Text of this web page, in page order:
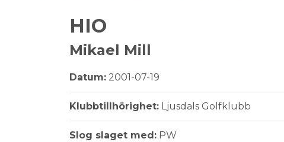
HIO
Mikael Mill
Datum: 2001-07-19
Klubbtillhörighet: Ljusdals Golfklubb
Slog slaget med: PW